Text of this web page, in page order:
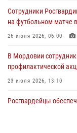
разрешительной
зону СВО
04 августа 2026, 11:13
Сотрудники
на футбольном матче
26 июля 2026, 06:00
В Мордовии
профилактической
23 июля 2026, 13:10
Росгвардейцы